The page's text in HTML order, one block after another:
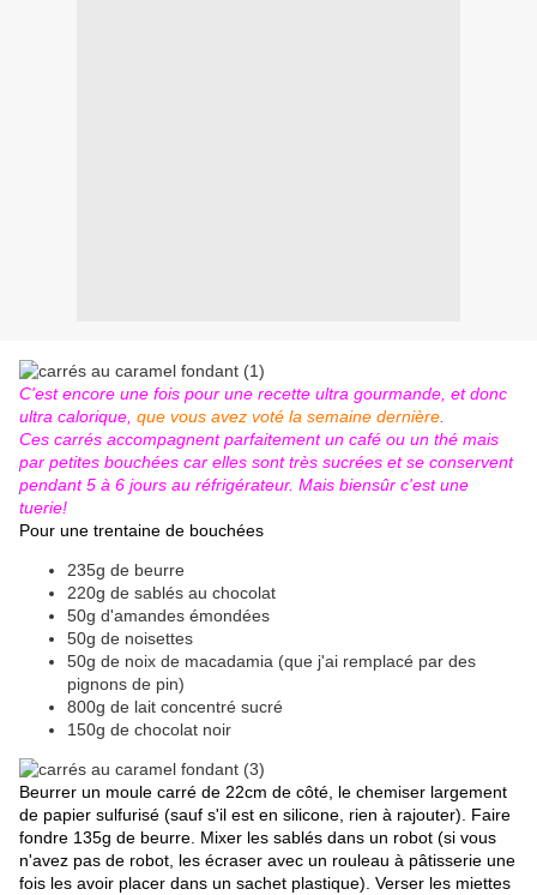
C'est encore une fois pour une recette ultra gourmande, et donc
ultra calorique, que vous avez voté la semaine dernière
Ces carrés accompagnent parfaitement un café ou un thé mais
par petites bouchées car elles sont très sucrées et se conservent
pendant 5 à 6 jours au réfrigérateur. Mais biensûr c'est une
tuerie!
Pour une trentaine de bouchées
235g de beurre
220g de sablés au chocolat
50g d'amandes émondées
50g de noisettes
50g de noix de macadamia (que j'ai remplacé par des
pignons de pin)
800g de lait concentré sucré
150g de chocolat noir
Beurrer un moule carré de 22cm de côté, le chemiser largement
de papier sulfurisé (sauf s'il est en silicone, rien à rajouter). Faire
fondre 135g de beurre. Mixer les sablés dans un robot (si vous
n'avez pas de robot, les écraser avec un rouleau à pâtisserie une
fois les avoir placer dans un sachet plastique). Verser les miettes